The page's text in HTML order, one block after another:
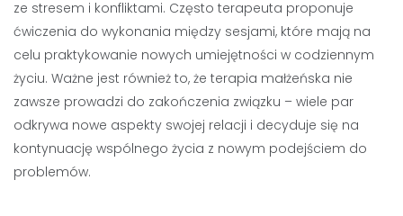
ze stresem i konfliktami. Często terapeuta proponuje
ćwiczenia do wykonania między sesjami, które mają na
celu praktykowanie nowych umiejętności w codziennym
życiu. Ważne jest również to, że terapia małżeńska nie
zawsze prowadzi do zakończenia związku – wiele par
odkrywa nowe aspekty swojej relacji i decyduje się na
kontynuację wspólnego życia z nowym podejściem do
problemów.